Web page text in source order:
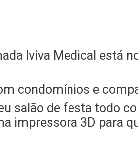
Iviva Medical está
condomínios e
salão de festa todo
impressora 3D para